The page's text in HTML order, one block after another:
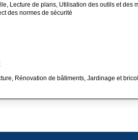
Lecture de plans, Utilisation des outils et des
des normes de sécurité
Rénovation de bâtiments, Jardinage et